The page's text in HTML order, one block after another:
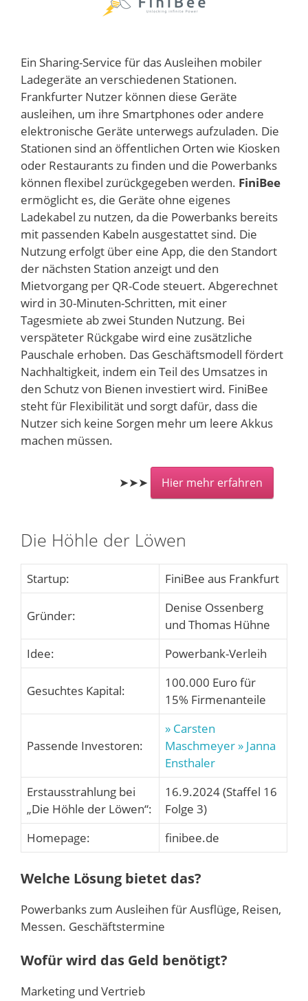
Ein Sharing-Service für das Ausleihen mobiler
Ladegeräte an verschiedenen Stationen.
Frankfurter Nutzer können diese Geräte
ausleihen, um ihre Smartphones oder andere
elektronische Geräte unterwegs aufzuladen. Die
Stationen sind an öffentlichen Orten wie Kiosken
oder Restaurants zu finden und die Powerbanks
können flexibel zurückgegeben werden. FiniBee
ermöglicht es, die Geräte ohne eigenes
Ladekabel zu nutzen, da die Powerbanks bereits
mit passenden Kabeln ausgestattet sind. Die
Nutzung erfolgt über eine App, die den Standort
der nächsten Station anzeigt und den
Mietvorgang per QR-Code steuert. Abgerechnet
wird in 30-Minuten-Schritten, mit einer
Tagesmiete ab zwei Stunden Nutzung. Bei
verspäteter Rückgabe wird eine zusätzliche
Pauschale erhoben. Das Geschäftsmodell fördert
Nachhaltigkeit, indem ein Teil des Umsatzes in
den Schutz von Bienen investiert wird. FiniBee
steht für Flexibilität und sorgt dafür, dass die
Nutzer sich keine Sorgen mehr um leere Akkus
machen müssen.
➤➤➤ Hier mehr erfahren
Die Höhle der Löwen
Startup: FiniBee aus Frankfurt
Gründer:
Denise Ossenberg
und Thomas Hühne
Idee:
Powerbank-Verleih
Gesuchtes Kapital:
100.000 Euro für
15% Firmenanteile
Passende Investoren:
» Carsten
Maschmeyer » Janna
Ensthaler
Erstausstrahlung bei
„Die Höhle der Löwen“:
16.9.2024 (Staffel 16
Folge 3)
Homepage:
finibee.de
Welche Lösung bietet das?
Powerbanks zum Ausleihen für Ausflüge, Reisen,
Messen. Geschäftstermine
Wofür wird das Geld benötigt?
Marketing und Vertrieb